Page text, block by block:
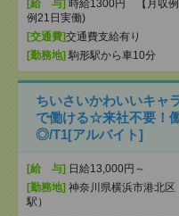
[給 与] 時給1300円 【月収例
例21日実働)
[交通費]交通費支給有り
[勤務地] 駒形駅から車10分
ちいさいかわいいキャ
で働ける☆来社不要！
◎/T1[アルバイト]
[給 与] 日給13,000円～
[勤務地] 神奈川県横浜市港北
駅）